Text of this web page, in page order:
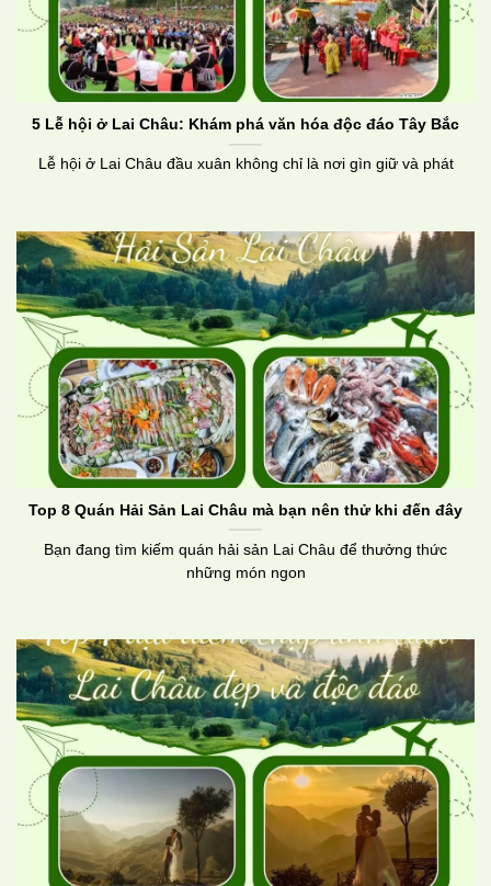
5 Lễ hội ở Lai Châu: Khám phá văn hóa độc đáo Tây Bắc
Lễ hội ở Lai Châu đầu xuân không chỉ là nơi gìn giữ và phát
Top 8 Quán Hải Sản Lai Châu mà bạn nên thử khi đến đây
Bạn đang tìm kiếm quán hải sản Lai Châu để thưởng thức
những món ngon